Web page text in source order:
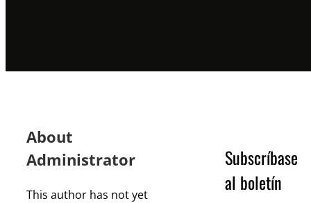
About
Administrator
This author has not yet
Subscríbase
al boletín